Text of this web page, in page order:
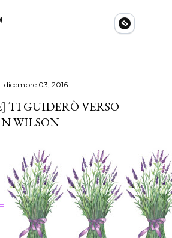
dicembre 03, 2016
TI GUIDERÒ VERSO
WILSON